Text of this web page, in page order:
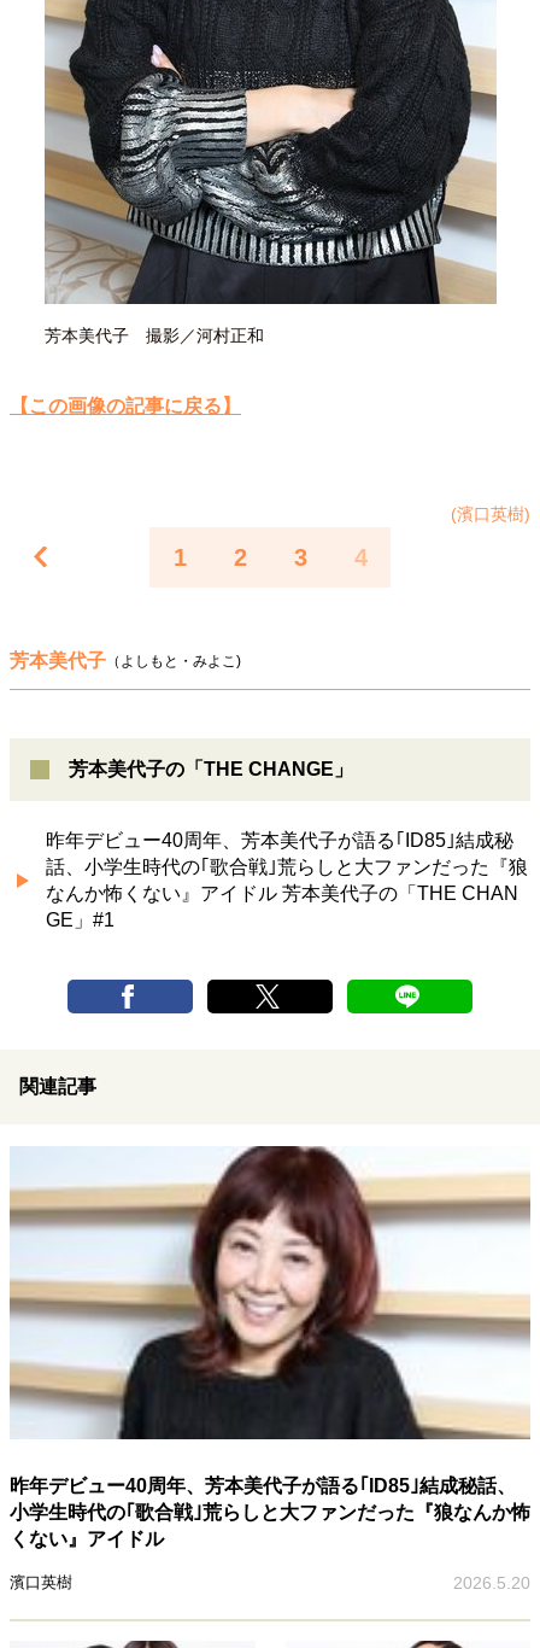
ライフスタイル・生き方
40代からの景色 50代のリアル
美しさの哲学
パートナーとの歩み方
親になるということ
病が教えてくれたこと
移住という選択
熱狂できるもの
一生モノの愛用品
私を彩るエッセンス
60代のネクストステージ
70代のグランドデザイン
社会・カルチャー・マネー
地域とつながる/お金との付き合い方
芳本美代子 撮影／河村正和
【この画像の記事に戻る】
(濱口英樹)
1 2 3 4
芳本美代子 （よしもと・みよこ)
芳本美代子の「THE CHANGE」
昨年デビュー40周年、芳本美代子が語る｢ID85｣結成秘
話、小学生時代の｢歌合戦｣荒らしと大ファンだった『狼
なんか怖くない』アイドル 芳本美代子の「THE CHAN
GE」#1
関連記事
昨年デビュー40周年、芳本美代子が語る｢ID85｣結成秘話、
小学生時代の｢歌合戦｣荒らしと大ファンだった『狼なんか怖
くない』アイドル
濱口英樹 2026.5.20